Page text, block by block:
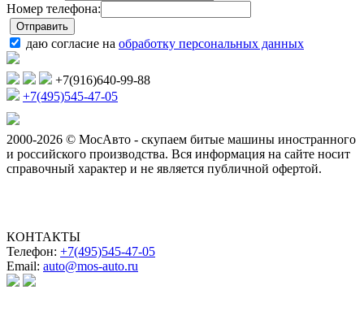
Номер телефона:
даю согласие на обработку персональных данных
+7(916)640-99-88
+7(495)545-47-05
2000-2026 © МосАвто - скупаем битые машины иностранного
и российского производства. Вся информация на сайте носит
справочный характер и не является публичной офертой.
КОНТАКТЫ
Телефон: +7(495)545-47-05
Email: auto@mos-auto.ru